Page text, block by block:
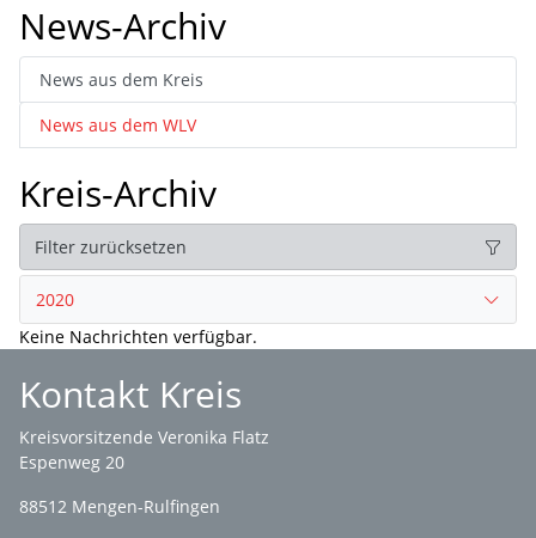
News-Archiv
News aus dem Kreis
News aus dem WLV
Kreis-Archiv
Filter zurücksetzen
2020
Keine Nachrichten verfügbar.
Kontakt Kreis
Kreisvorsitzende Veronika Flatz
Espenweg 20
88512 Mengen-Rulfingen